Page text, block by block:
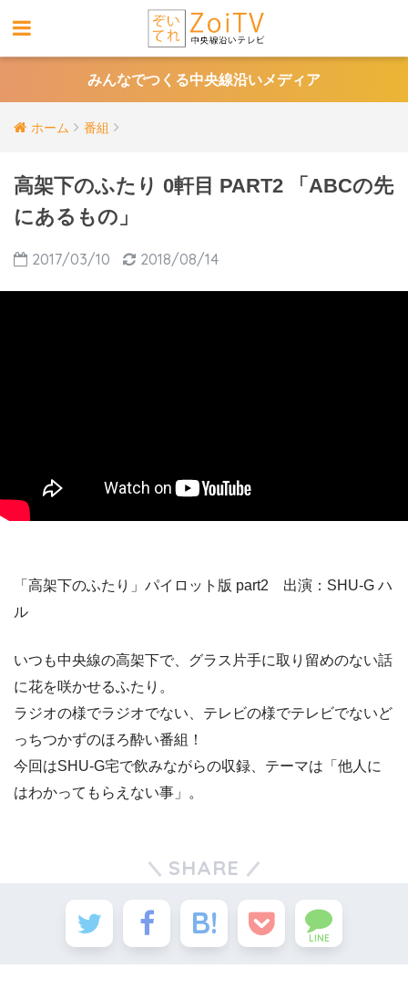
みんなでつくる中央線沿いメディア
ホーム 番組
高架下のふたり 0軒目 PART2 「ABCの先
にあるもの」
2017/03/10 2018/08/14
「高架下のふたり」パイロット版 part2 出演：SHU-G ハ
ル
いつも中央線の高架下で、グラス片手に取り留めのない話
に花を咲かせるふたり。
ラジオの様でラジオでない、テレビの様でテレビでないど
っちつかずのほろ酔い番組！
今回はSHU-G宅で飲みながらの収録、テーマは「他人に
はわかってもらえない事」。
SHARE
LINE